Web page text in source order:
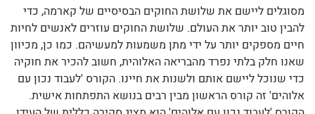
מסוגלים ליישם את שלושת החוקים הבסיסיים של קארמה, כדי
להבין טוב יותר את העולם. שלושת החוקים עוזרים לאנשים לחיות
חיים מספקים יותר על ידי מתן משמעות למעשיהם. כמו כן, מכיוון
שאנו חלק בלתי נפרד מהבריאה האלוהית, חשוב להכיר את חוקיה
כדי שנוכל ליישם אותם ולשנות את חיינו. הקורס 'לעבוד נכון עם
אלוהים' זה קורס הראשון מבין רבים בנושא התפתחות אישית.